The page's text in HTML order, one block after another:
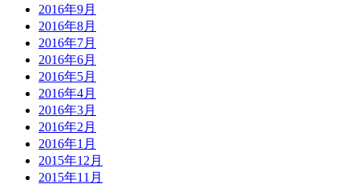
2016年9月
2016年8月
2016年7月
2016年6月
2016年5月
2016年4月
2016年3月
2016年2月
2016年1月
2015年12月
2015年11月